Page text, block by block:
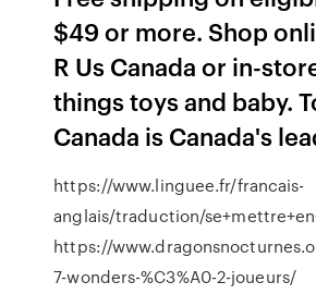
$49 or more. Shop
R Us Canada or in-
things toys and baby.
Canada is Canada's
https://www.linguee.fr/francais-
anglais/traduction/
https://
7-wonders-%C3%A0-2-joueurs/